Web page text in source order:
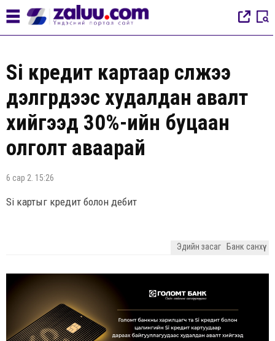
Si кредит картаар сүлжээ
дэлгүүрүүдээс худалдан авалт
хийгээд 30%-ийн буцаан
олголт аваарай
6 сар 2. 15:26
Si картыг кредит болон дебит
Эдийн засаг Банк санхүү